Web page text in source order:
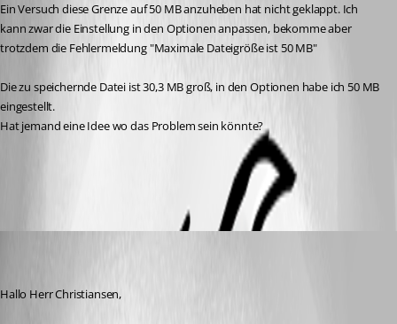
Ein Versuch diese Grenze auf 50 MB anzuheben hat nicht geklappt. Ich
kann zwar die Einstellung in den Optionen anpassen, bekomme aber
trotzdem die Fehlermeldung "Maximale Dateigröße ist 50 MB"
Die zu speichernde Datei ist 30,3 MB groß, in den Optionen habe ich 50 MB
eingestellt.
Hat jemand eine Idee wo das Problem sein könnte?
Hallo Herr Christiansen,